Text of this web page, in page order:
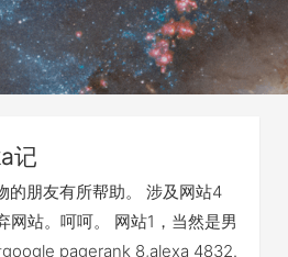
记
的朋友有所帮助。 涉及网站4
网站。呵呵。 网站1，当然是男
pagerank 8,alexa 4832.